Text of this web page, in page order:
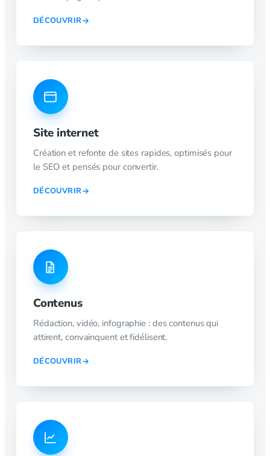
DÉCOUVRIR
Site internet
Création et refonte de sites rapides, optimisés pour
le SEO et pensés pour convertir.
DÉCOUVRIR
Contenus
Rédaction, vidéo, infographie : des contenus qui
attirent, convainquent et fidélisent.
DÉCOUVRIR